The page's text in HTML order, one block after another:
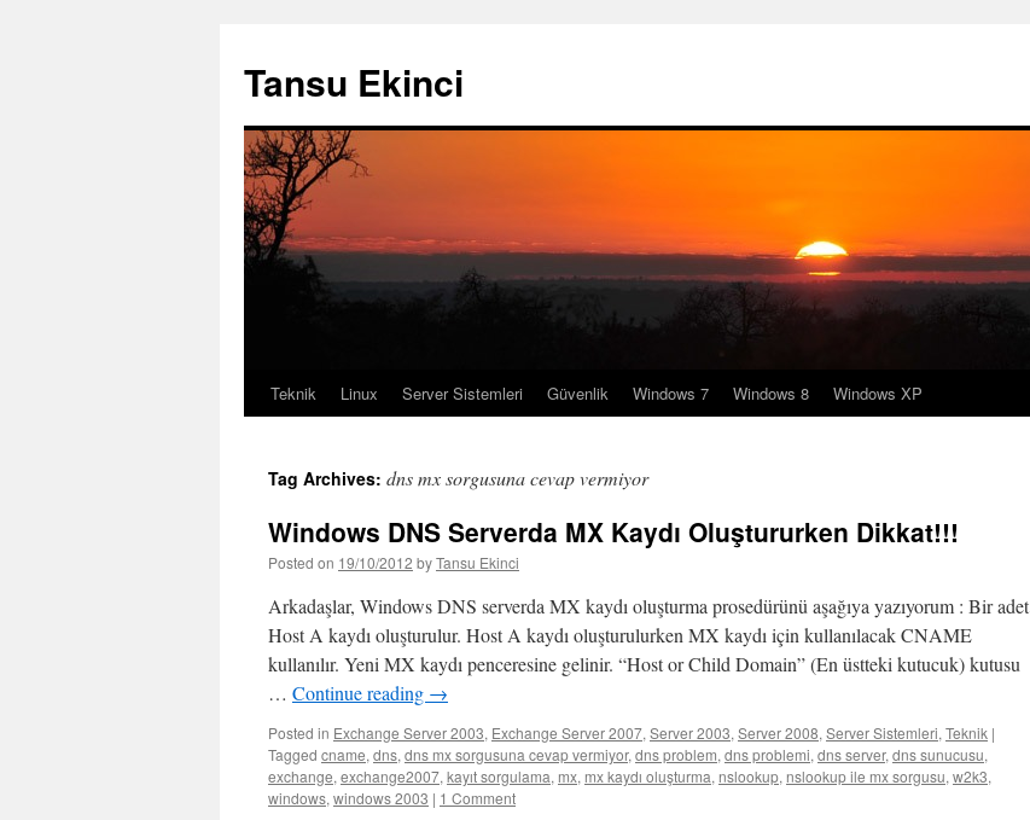
Tansu Ekinci
Skip
content
Teknik Linux Server Sistemleri Güvenlik Windows 7 Windows 8 Windows XP
Tag Archives: dns mx sorgusuna cevap vermiyor
Windows DNS Serverda MX Kaydı Oluştururken Dikkat!!!
Posted on 19/10/2012 byTansu Ekinci
Arkadaşlar, Windows DNS serverda MX kaydı oluşturma prosedürünü aşağıya yazıyorum : Bir adet
Host A kaydı oluşturulur. Host A kaydı oluşturulurken MX kaydı için kullanılacak CNAME
kullanılır. Yeni MX kaydı penceresine gelinir. “Host or Child Domain” (En üstteki kutucuk) kutusu
… Continue reading →
Posted in Exchange Server 2003, Exchange Server 2007, Server 2003, Server 2008, Server Sistemleri, Teknik |
Tagged cname, dns, dns mx sorgusuna cevap vermiyor, dns problem, dns problemi, dns server, dns sunucusu,
exchange, exchange2007, kayıt sorgulama, mx, mx kaydı oluşturma, nslookup, nslookup ile mx sorgusu, w2k3,
windows, windows 2003 | 1 Comment